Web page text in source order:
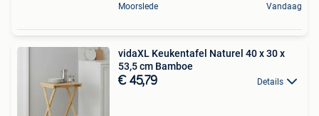
Moorslede Vandaag
vidaXL Keukentafel Naturel 40 x 30 x
53,5 cm Bamboe
€ 45,79 Details